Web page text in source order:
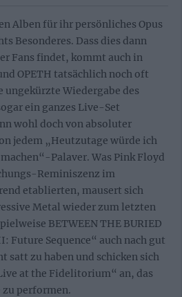
Alben für ihr persönliches Opus
Besonderes. Dass dies dann
Fans findet, kommt auch in
OPETH tatsächlich noch oft
ungekürzte Wiedergabe des
ein ganzes Live-Set
wohl doch von absoluter
jedem „Heutzutage würde ich
Palaver. Was Pink Floyd
Reminiszenz im
etablierten, mausert sich
Metal wieder zum letzten
BETWEEN THE BURIED
Future Sequence“ auch nach gut
satt zu haben und schicken sich
at the Fidelitorium“ an, das
performen.